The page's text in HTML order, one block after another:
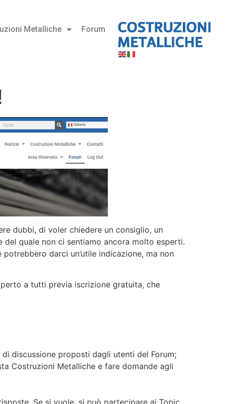
Metalliche Forum
dubbi, di voler chiedere un consiglio, un
quale non ci sentiamo ancora molto esperti.
darci un’utile indicazione, ma non
a tutti previa iscrizione gratuita, che
discussione proposti dagli utenti del Forum;
Costruzioni Metalliche e fare domande agli
Se si vuole, si può partecipare ai Topic